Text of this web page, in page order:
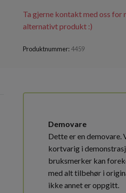
Ta gjerne kontakt med oss
alternativt produkt :)
Produktnummer: 4459
Demovare
Dette er en
kortvarig i
bruksmerker kan
med alt tilbehør i
ikke annet er oppgitt.